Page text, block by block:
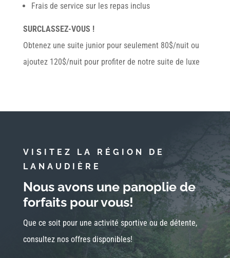
Frais de service sur les repas inclus
SURCLASSEZ-VOUS !
Obtenez une suite junior pour seulement 80$/nuit ou
ajoutez 120$/nuit pour profiter de notre suite de luxe
VISITEZ LA RÉGION DE
LANAUDIÈRE
Nous avons une panoplie de
forfaits pour vous!
Que ce soit pour une activité sportive ou de détente,
consultez nos offres disponibles!